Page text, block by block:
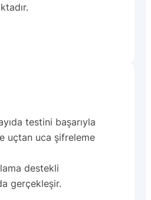
testini başarıyla
uçtan uca şifreleme
destekli
gerçekleşir.